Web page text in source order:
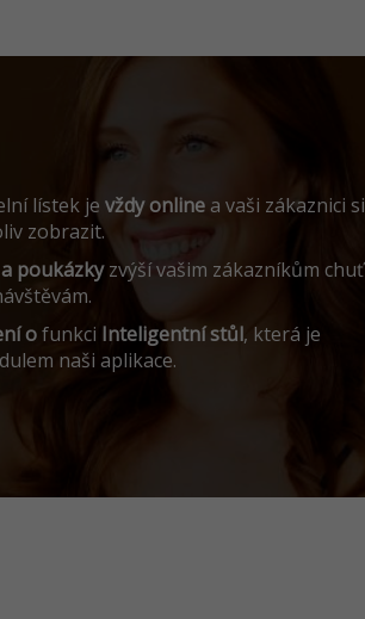
lístek je vždy online a vaši zákaznici si
zobrazit.
poukázkyzvýší vašim zákazníkům chuť
ofunkci Inteligentní stůl, která je
naši aplikace.